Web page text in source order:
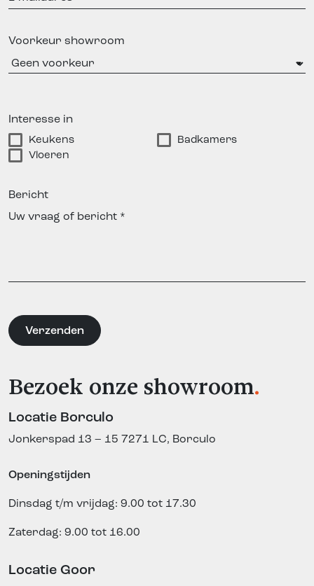
mailadres
Voorkeur showroom
Interesse in
Keukens
Badkamers
Vloeren
Bericht
Bezoek onze showroom.
Locatie Borculo
Jonkerspad 13 – 15 7271 LC, Borculo
Openingstijden
Dinsdag t/m vrijdag: 9.00 tot 17.30
Zaterdag: 9.00 tot 16.00
Locatie Goor